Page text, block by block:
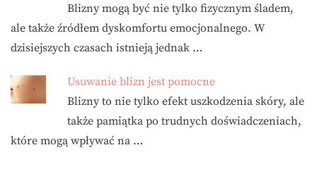
Blizny mogą być nie tylko fizycznym śladem,
ale także źródłem dyskomfortu emocjonalnego. W
dzisiejszych czasach istnieją jednak …
Usuwanie blizn jest pomocne
Blizny to nie tylko efekt uszkodzenia skóry, ale
także pamiątka po trudnych doświadczeniach,
które mogą wpływać na …